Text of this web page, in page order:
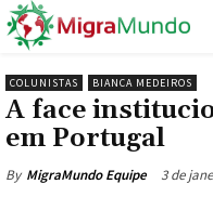
COLUNISTAS BIANCA MEDEIROS
A face
em Portugal
By MigraMundo Equipe 3 de